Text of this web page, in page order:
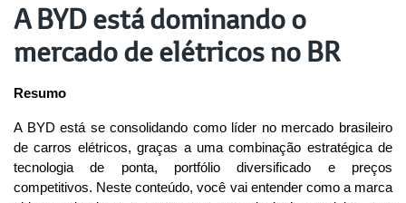
A BYD está dominando o
mercado de elétricos no BR
Resumo
A BYD está se consolidando como líder no mercado brasileiro
de carros elétricos, graças a uma combinação estratégica de
tecnologia de ponta, portfólio diversificado e preços
competitivos. Neste conteúdo, você vai entender como a marca